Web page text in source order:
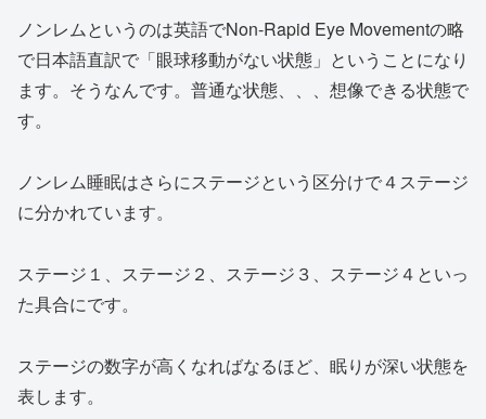
ノンレムというのは英語でNon-Rapid Eye Movementの略
で日本語直訳で「眼球移動がない状態」ということになり
ます。そうなんです。普通な状態、、、想像できる状態で
す。
ノンレム睡眠はさらにステージという区分けで４ステージ
に分かれています。
ステージ１、ステージ２、ステージ３、ステージ４といっ
た具合にです。
ステージの数字が高くなればなるほど、眠りが深い状態を
表します。